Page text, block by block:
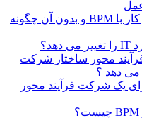
فرآیندهای کسب و کار با BPM و بدون آن چگونه
محور ساختار شرکت
می دهد ؟
یک شرکت فرآیند محور